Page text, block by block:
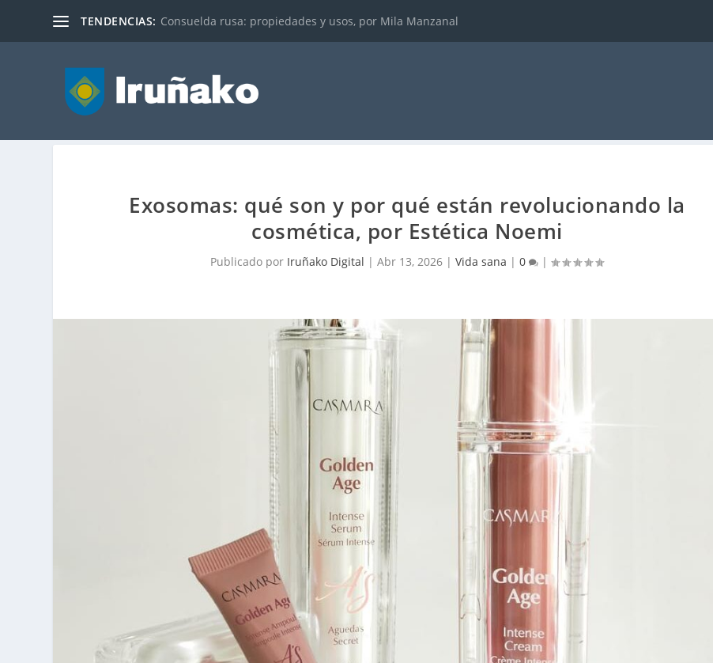
TENDENCIAS: Consuelda rusa: propiedades y usos, por Mila Manzanal
Exosomas: qué son y por qué están revolucionando la
cosmética, por Estética Noemi
Publicado por Iruñako Digital |Abr 13, 2026 |Vida sana |0 |